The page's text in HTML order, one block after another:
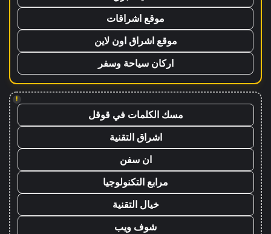
موقع اشراقات
موقع اشراق اون لاين
اركان سياحة وسفر
!
مسك الكلمات في قوقل
اشراق التقنية
ان سفن
مرابع التكنولوجيا
خيال التقنية
شوف ويب